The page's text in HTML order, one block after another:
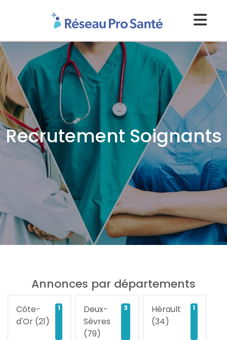
Recrutement Soignants
Annonces par départements
Côte-
d'Or (21)
1
Deux-
Sèvres
(79)
3
Hérault
(34)
1